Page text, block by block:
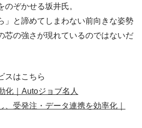
のぞかせる坂井氏。
」と諦めてしまわない前向きな姿勢
芯の強さが現れているのではないだ
スはこちら
化｜Autoジョブ名人
、受発注・データ連携を効率化｜